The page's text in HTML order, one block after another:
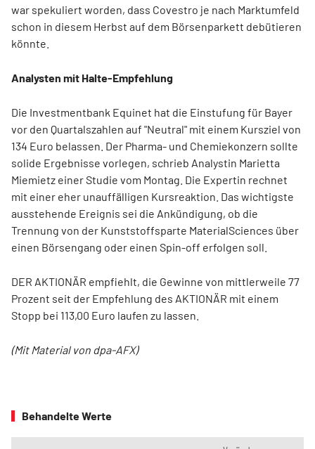
war spekuliert worden, dass Covestro je nach Marktumfeld
schon in diesem Herbst auf dem Börsenparkett debütieren
könnte.
Analysten mit Halte-Empfehlung
Die Investmentbank Equinet hat die Einstufung für Bayer
vor den Quartalszahlen auf "Neutral" mit einem Kursziel von
134 Euro belassen. Der Pharma- und Chemiekonzern sollte
solide Ergebnisse vorlegen, schrieb Analystin Marietta
Miemietz einer Studie vom Montag. Die Expertin rechnet
mit einer eher unauffälligen Kursreaktion. Das wichtigste
ausstehende Ereignis sei die Ankündigung, ob die
Trennung von der Kunststoffsparte MaterialSciences über
einen Börsengang oder einen Spin-off erfolgen soll.
DER AKTIONÄR empfiehlt, die Gewinne von mittlerweile 77
Prozent seit der Empfehlung des AKTIONÄR mit einem
Stopp bei 113,00 Euro laufen zu lassen.
(Mit Material von dpa-AFX)
Behandelte Werte